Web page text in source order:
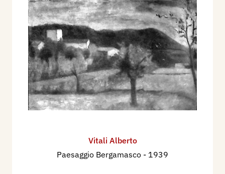
Vitali Alberto
Paesaggio Bergamasco - 1939